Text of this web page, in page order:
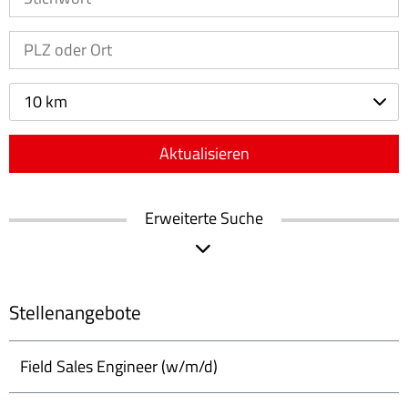
10 km
Aktualisieren
Erweiterte Suche
Stellenangebote
Field Sales Engineer (w/m/d)